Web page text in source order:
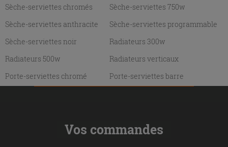
Sèche-serviettes chromés
Sèche-serviettes 750w
Sèche-serviettes anthracite
Sèche-serviettes programmable
Sèche-serviettes noir
Radiateurs 300w
Radiateurs 500w
Radiateurs verticaux
Porte-serviettes chromé
Porte-serviettes barre
Vos commandes